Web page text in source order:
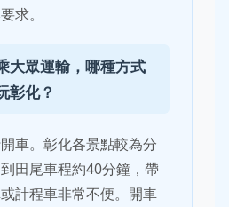
求。
大眾運輸，哪種方式
彰化？
車。彰化各景點較為分
田尾車程約40分鐘，帶
計程車非常不便。開車